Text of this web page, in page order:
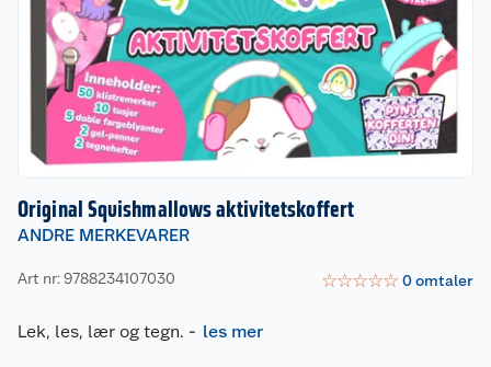
Original Squishmallows aktivitetskoffert
ANDRE MERKEVARER
Art nr: 9788234107030 ☆☆☆☆☆ 0omtaler
Lek, les, lær og tegn. - les mer